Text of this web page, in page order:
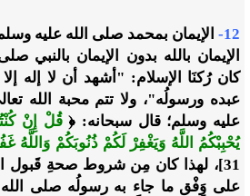
12-
الإيمان بمحمد صلى الله عليه
الإيمان بالله بدون الإيمان بالنبي
كان رُكنَا الإسلام: "أشهد أن لا إله
عبده ورسولُه"، ولا تتم محبة الله
عليه وسلم؛ قال سبحانه: ﴿قُلْ إِنْ
يُحْبِبْكُمُ اللَّهُ وَيَغْفِرْ لَكُمْ ذُنُوبَكُمْ وَاللَّهُ
31]، لهذا كان مِن شروط صحةِ قَبول
على وَفْق ما جاء به رسولُه صلى